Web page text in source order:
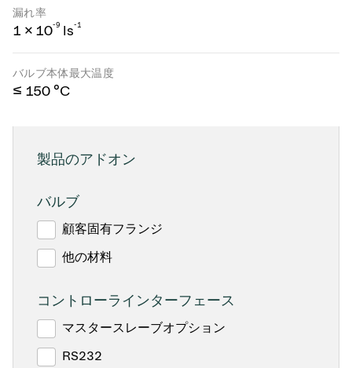
漏れ率
1 × 10-9 ls-1
バルブ本体最大温度
≤ 150 °C
製品のアドオン
バルブ
顧客固有フランジ
他の材料
コントローラインターフェース
マスタースレーブオプション
RS232